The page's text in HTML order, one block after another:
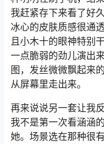
我赶紧存下来看了好
冰心的皮肤质感很通
且小木十的眼神特别
一点脆弱的劲儿演出
图，发丝微微飘起来
从屏幕里走出来。
再来说说另一套让我
我不是第一次看涵涵
她。场景选在那种很